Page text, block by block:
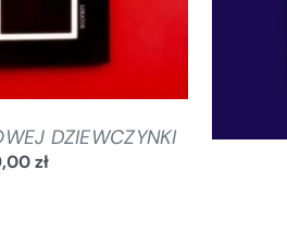
DZIEWCZYNKI
zł